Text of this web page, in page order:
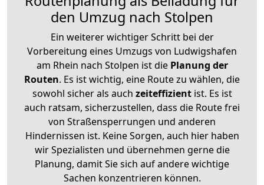
den Umzug nach Stolpen
Ein weiterer wichtiger Schritt bei der
Vorbereitung eines Umzugs von Ludwigshafen
am Rhein nach Stolpen ist diePlanung der
Routen. Es ist wichtig, eine Route zu wählen, die
sowohl sicher als auch zeiteffizientist. Es ist
auch ratsam, sicherzustellen, dass die Route frei
von Straßensperrungen und anderen
Hindernissen ist. Keine Sorgen, auch hier haben
wir Spezialisten und übernehmen gerne die
Planung, damit Sie sich auf andere wichtige
Sachen konzentrieren können.